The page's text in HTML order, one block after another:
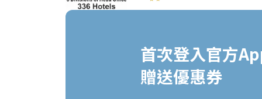
首次登入官方
贈送優惠券